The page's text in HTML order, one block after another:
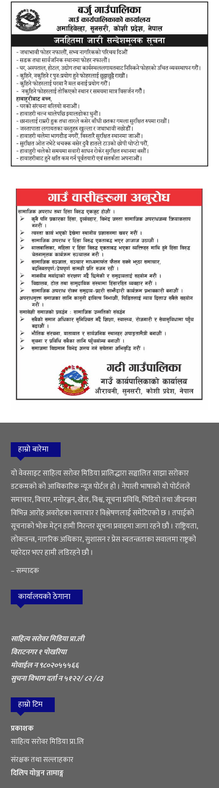
हाम्रो बारेमा
यो वेवसाइट साहित्य सरोवर मिडिया प्रालिद्धारा सञ्चालित साझा सरोकार
डटकमको को आधिकारिक न्यूज पोर्टल हो । नेपाली भाषाको यो पोर्टलले
समाचार, विचार, मनोरञ्जन, खेल, विश्व, सूचना प्रविधि, भिडियो तथा जीवनका
विभिन्न आरोह अवरोहका समाचार र विश्लेषणलाई समेटिएको छ । तपाईको
सूचनाको भोक मेट्न हामी निरन्तर सूचना प्रवाहमा जागा रहने छौ । राष्ट्रियता,
लोकतन्त्र, नागरिक अधिकार, सुशासन र प्रेस स्वतन्त्रताका सवालमा राष्ट्रको
पहरेदार भएर हामी लडिरहने छौ ।
– सम्पादक
कार्यालयको ठेगाना
साहित्य सरोवर मिडिया प्रा.ली
विराटनगर १ पोखरिया
मोवाईल न ९८०२०५५५६६
सुचना विभाग दर्ता न ५१२२/ ८२ /८३
हाम्रो टिम
प्रकाशक
साहित्य सरोवर मिडिया प्रा.लि
संरक्षक तथा सल्लाहकार
दिलिप योञ्जन तामाङ्ग